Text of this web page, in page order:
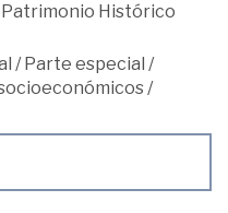
Patrimonio Histórico
/Parte especial /
/